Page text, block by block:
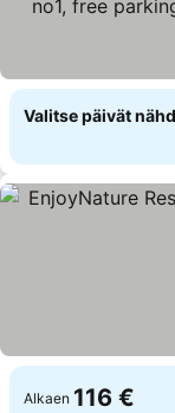
Valitse päivät
Alkaen 116 €